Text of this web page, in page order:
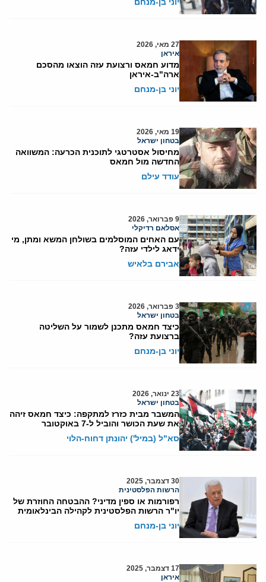
27 מאי, 2026
איראן
מדוע חמאס ורצועת עזה הוצאו מהסכם
ארה"ב-איראן
יוני בן-מנחם
19 מאי, 2026
בטחון ישראל
מחיסול אסטרטגי לתוכנית הכרעה: המשוואה
החדשה מול חמאס
עודד עילם
9 פברואר, 2026
אסלאם רדיקלי
עם האחים המוסלמים בשולחן המשא ומתן, מי
ידאג לילדי עזה?
אבירם בלאיש
3 פברואר, 2026
בטחון ישראל
כיצד חמאס מתכנן לשמור על השליטה
ברצועת עזה?
יוני בן-מנחם
23 ינואר, 2026
בטחון ישראל
המשבר מבית כזרז למתקפה: כיצד חמאס זיהה
את שעת הכושר והוביל ל-7 באוקטובר
סא"ל (במיל') יהונתן דחוח-הלוי
30 דצמבר, 2025
הרשות הפלסטינית
רפורמות או ספין מדיני? ההבטחה החוזרת של
יו"ר הרשות הפלסטינית לקהילה הבינלאומית
יוני בן-מנחם
17 דצמבר, 2025
איראן